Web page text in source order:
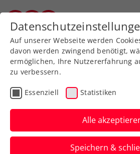
Zurück zur Newsübersicht
Turniere
Generali Open
Sportstars
Klinke in die
Auf unserer Webseite werden
davon werden zwingend benötigt,
ermöglichen, Ihre Nutzererfahrung
zu verbessern.
Essenziell Statistiken
Alle
Speichern &